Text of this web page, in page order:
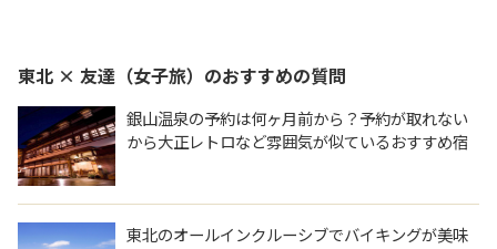
東北 × 友達（女子旅） のおすすめの質問
銀山温泉の予約は何ヶ月前から？予約が取れない
から大正レトロなど雰囲気が似ているおすすめ宿
東北のオールインクルーシブでバイキングが美味